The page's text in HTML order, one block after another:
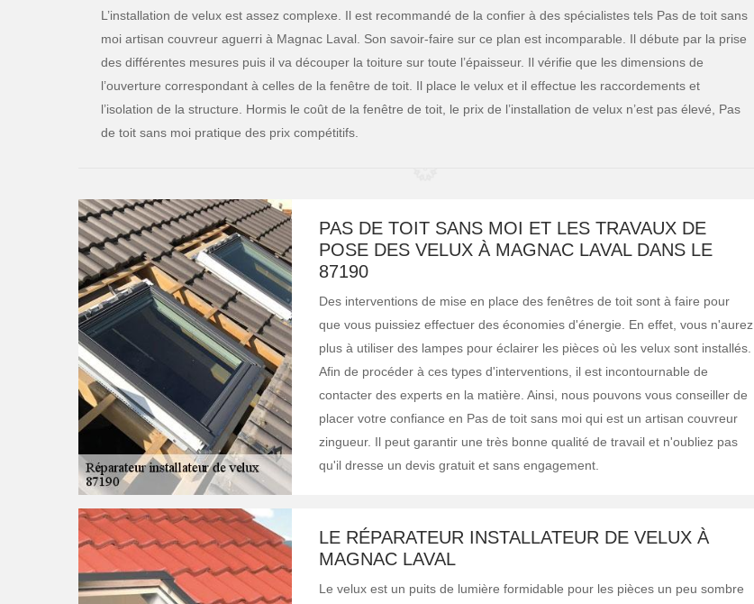
L’installation de velux est assez complexe. Il est recommandé de la confier à des spécialistes tels Pas de toit sans
moi artisan couvreur aguerri à Magnac Laval. Son savoir-faire sur ce plan est incomparable. Il débute par la prise
des différentes mesures puis il va découper la toiture sur toute l’épaisseur. Il vérifie que les dimensions de
l’ouverture correspondant à celles de la fenêtre de toit. Il place le velux et il effectue les raccordements et
l’isolation de la structure. Hormis le coût de la fenêtre de toit, le prix de l’installation de velux n’est pas élevé, Pas
de toit sans moi pratique des prix compétitifs.
PAS DE TOIT SANS MOI ET LES TRAVAUX DE
POSE DES VELUX À MAGNAC LAVAL DANS LE
87190
Des interventions de mise en place des fenêtres de toit sont à faire pour
que vous puissiez effectuer des économies d'énergie. En effet, vous n'aurez
plus à utiliser des lampes pour éclairer les pièces où les velux sont installés.
Afin de procéder à ces types d'interventions, il est incontournable de
contacter des experts en la matière. Ainsi, nous pouvons vous conseiller de
placer votre confiance en Pas de toit sans moi qui est un artisan couvreur
zingueur. Il peut garantir une très bonne qualité de travail et n'oubliez pas
qu'il dresse un devis gratuit et sans engagement.
LE RÉPARATEUR INSTALLATEUR DE VELUX À
MAGNAC LAVAL
Le velux est un puits de lumière formidable pour les pièces un peu sombre